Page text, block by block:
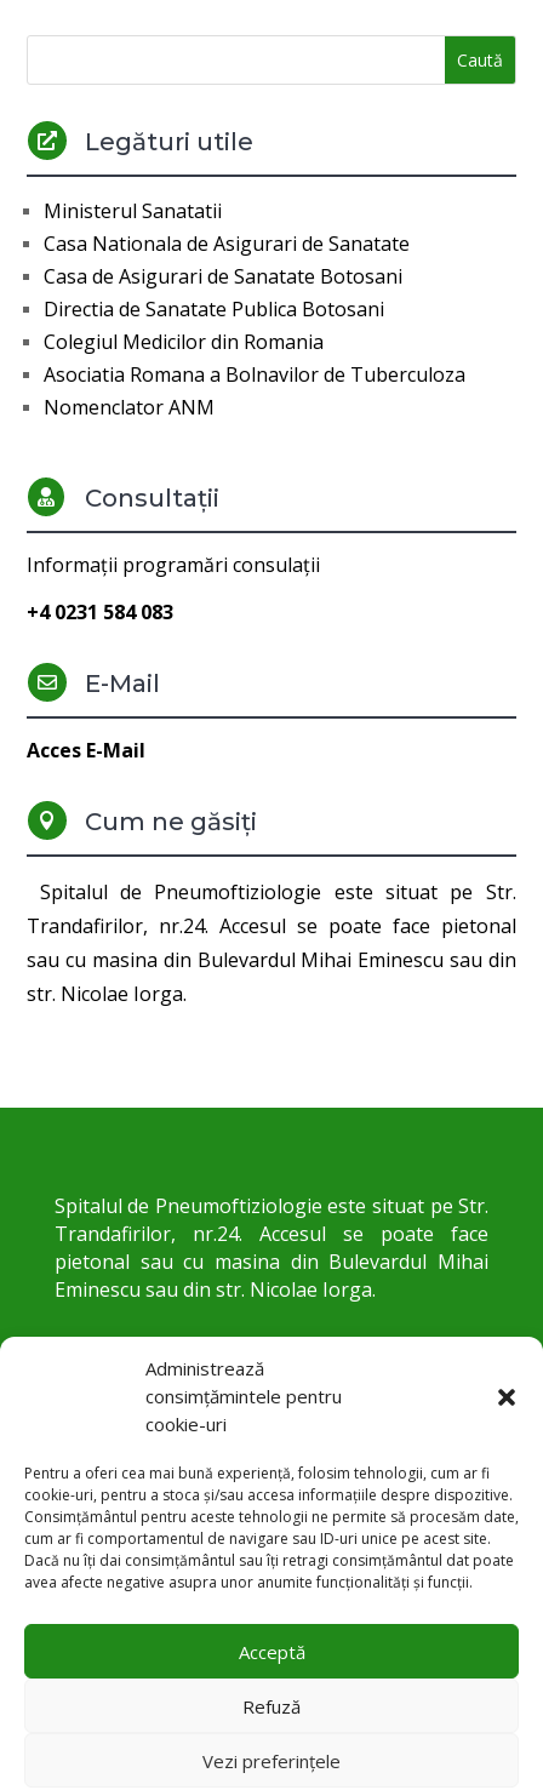
Administrează
consimțămintele pentru
cookie-uri
Pentru a oferi cea mai bună experiență, folosim tehnologii, cum ar fi
cookie-uri, pentru a stoca și/sau accesa informațiile despre dispozitive.
Consimțământul pentru aceste tehnologii ne permite să procesăm date,
cum ar fi comportamentul de navigare sau ID-uri unice pe acest site.
Dacă nu îți dai consimțământul sau îți retragi consimțământul dat poate
avea afecte negative asupra unor anumite funcționalități și funcții.
Acceptă
Refuză
Vezi preferințele
 Legături utile
Ministerul Sanatatii
Casa Nationala de Asigurari de Sanatate
Casa de Asigurari de Sanatate Botosani
Directia de Sanatate Publica Botosani
Colegiul Medicilor din Romania
Asociatia Romana a Bolnavilor de Tuberculoza
Nomenclator ANM
 Consultații
Informații programări consulații
+4 0231 584 083
 E-Mail
Acces E-Mail
 Cum ne găsiți
Spitalul de Pneumoftiziologie este situat pe Str.
Trandafirilor, nr.24. Accesul se poate face pietonal
sau cu masina din Bulevardul Mihai Eminescu sau din
str. Nicolae Iorga.
Spitalul de Pneumoftiziologie este situat pe Str.
Trandafirilor, nr.24. Accesul se poate face
pietonal sau cu masina din Bulevardul Mihai
Eminescu sau din str. Nicolae Iorga.
 Str. Trandafirilor 24, Botoșani
office@pneumobt.ro